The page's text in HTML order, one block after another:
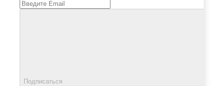
Подписаться